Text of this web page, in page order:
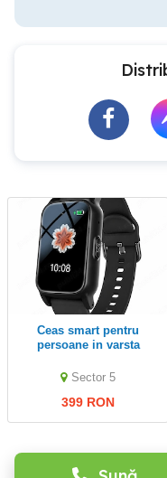
Ceas smart pentru
persoane in varsta
Sector 5
399 RON